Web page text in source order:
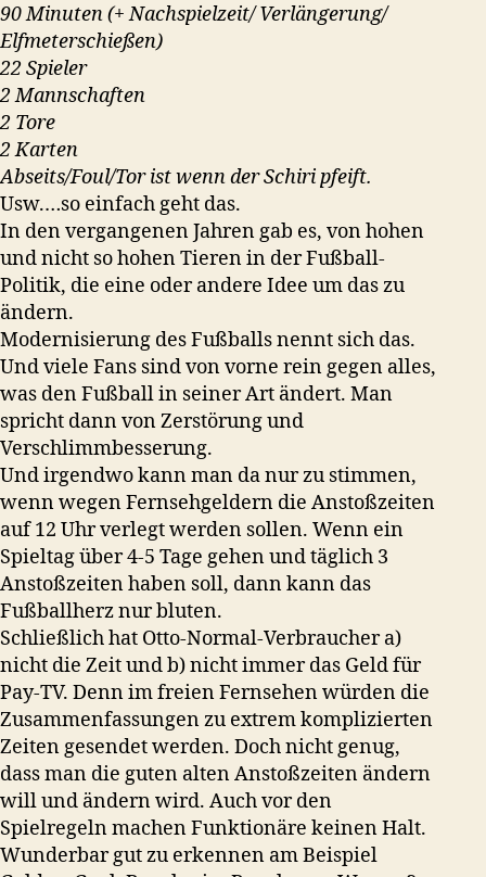
90 Minuten (+ Nachspielzeit/ Verlängerung/
Elfmeterschießen)
22 Spieler
2 Mannschaften
2 Tore
2 Karten
Abseits/Foul/Tor ist wenn der Schiri pfeift.
Usw.…so einfach geht das.
In den vergangenen Jahren gab es, von hohen
und nicht so hohen Tieren in der Fußball-
Politik, die eine oder andere Idee um das zu
ändern.
Modernisierung des Fußballs nennt sich das.
Und viele Fans sind von vorne rein gegen alles,
was den Fußball in seiner Art ändert. Man
spricht dann von Zerstörung und
Verschlimmbesserung.
Und irgendwo kann man da nur zu stimmen,
wenn wegen Fernsehgeldern die Anstoßzeiten
auf 12 Uhr verlegt werden sollen. Wenn ein
Spieltag über 4-5 Tage gehen und täglich 3
Anstoßzeiten haben soll, dann kann das
Fußballherz nur bluten.
Schließlich hat Otto-Normal-Verbraucher a)
nicht die Zeit und b) nicht immer das Geld für
Pay-TV. Denn im freien Fernsehen würden die
Zusammenfassungen zu extrem komplizierten
Zeiten gesendet werden. Doch nicht genug,
dass man die guten alten Anstoßzeiten ändern
will und ändern wird. Auch vor den
Spielregeln machen Funktionäre keinen Halt.
Wunderbar gut zu erkennen am Beispiel